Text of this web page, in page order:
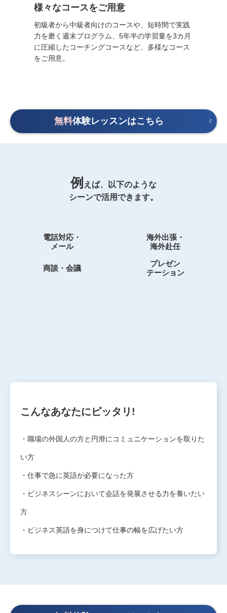
様々なコースをご用意
初級者から中級者向けのコースや、短時間で実践
力を磨く週末プログラム、5年半の学習量を3カ月
に圧縮したコーチングコースなど、多様なコース
をご用意。
無料体験レッスンはこちら
例 えば、以下のような
シーンで活用できます。
電話対応・
メール
海外出張・
海外赴任
商談・会議
プレゼン
テーション
こんなあなたにピッタリ!
・職場の外国人の方と円滑にコミュニケーションを取りた
い方
・仕事で急に英語が必要になった方
・ビジネスシーンにおいて会話を発展させる力を養いたい
方
・ビジネス英語を身につけて仕事の幅を広げたい方